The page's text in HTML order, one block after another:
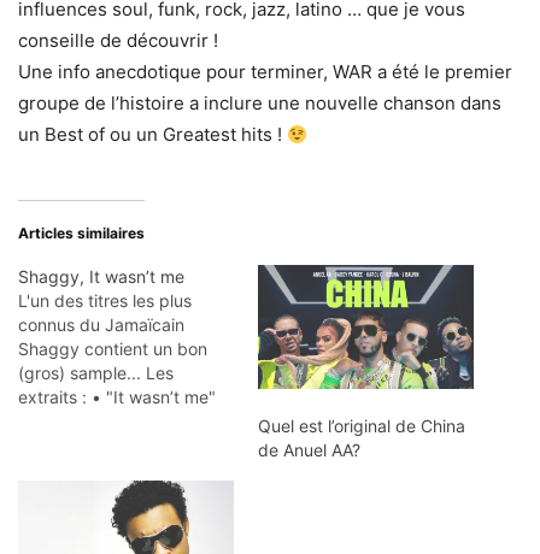
influences soul, funk, rock, jazz, latino … que je vous
conseille de découvrir !
Une info anecdotique pour terminer, WAR a été le premier
groupe de l’histoire a inclure une nouvelle chanson dans
un Best of ou un Greatest hits !
Articles similaires
Shaggy, It wasn’t me
L'un des titres les plus
connus du Jamaïcain
Shaggy contient un bon
(gros) sample... Les
extraits : • "It wasn’t me"
influences soul, funk, rock,
jazz, latino, samplé à de
nombreuses reprises. Leur
Quel est l’original de China
de Anuel AA?